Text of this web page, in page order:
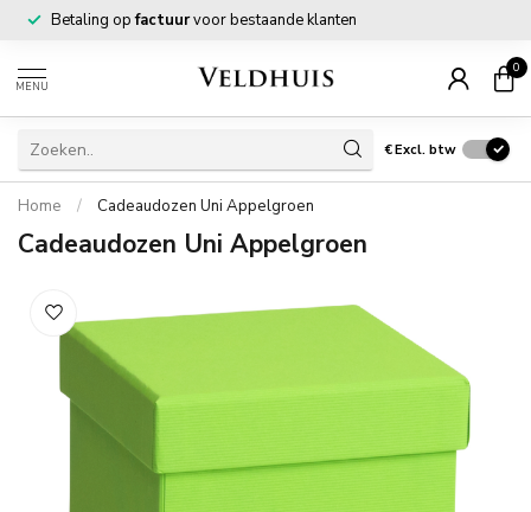
Betaling opfactuurvoor bestaande klanten
MENU
0
€Excl. btw
Home / Cadeaudozen Uni Appelgroen
Cadeaudozen Uni Appelgroen